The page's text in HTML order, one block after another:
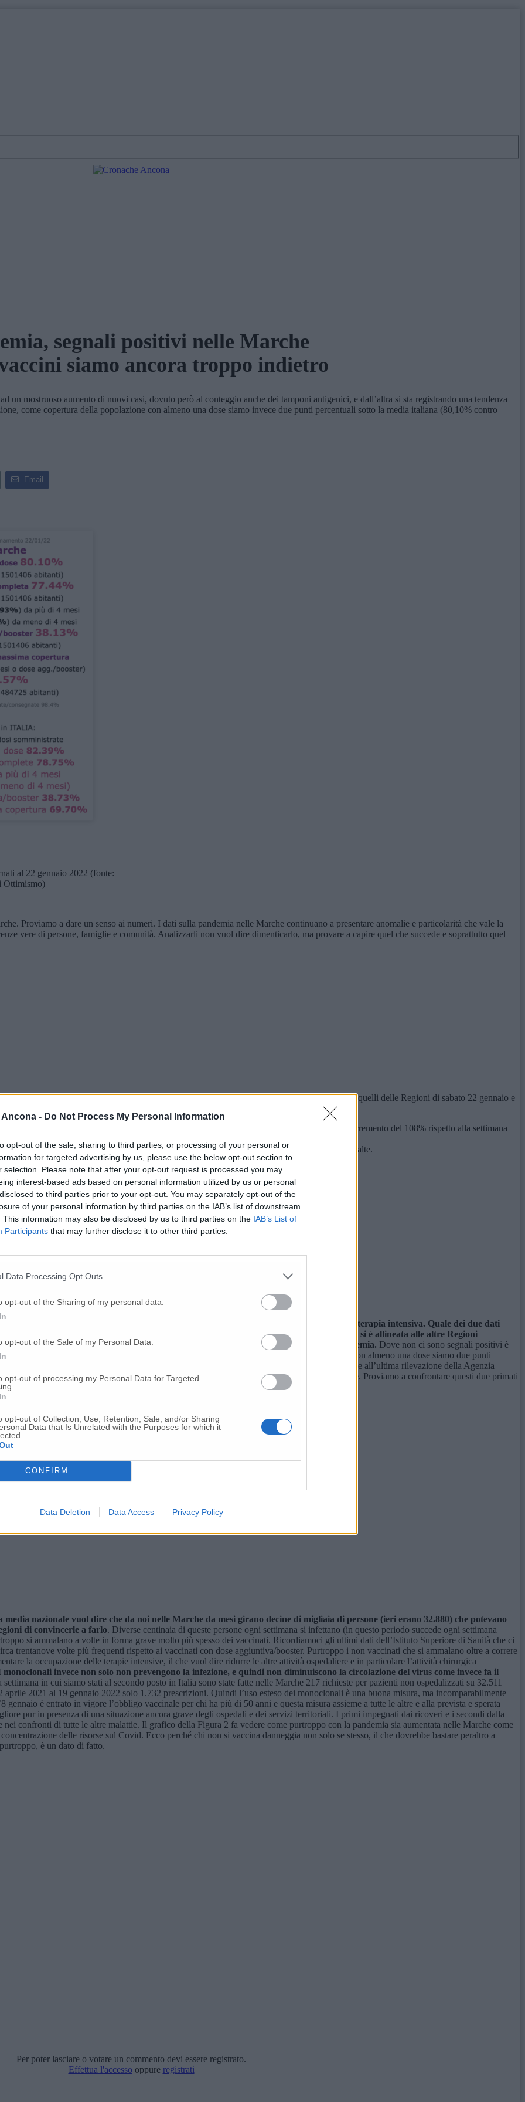
- Do Not Process My Personal Information
opt-out of the sale, sharing to third parties, or processing of your personal or
for targeted advertising by us, please use the below opt-out section to
selection. Please note that after your opt-out request is processed you may
interest-based ads based on personal information utilized by us or personal
to third parties prior to your opt-out. You may separately opt-out of the
of your personal information by third parties on the IAB’s list of downstream
This information may also be disclosed by us to third parties on the IAB’s List of
Participants that may further disclose it to other third parties.
Data Processing Opt Outs
opt-out of the Sharing of my personal data.
opt-out of the Sale of my Personal Data.
opt-out of processing my Personal Data for Targeted
opt-out of Collection, Use, Retention, Sale, and/or Sharing
Data that Is Unrelated with the Purposes for which it
CONFIRM
Data Deletion Data Access Privacy Policy
segnali positivi nelle Marche
siamo ancora troppo indietro
mostruoso aumento di nuovi casi, dovuto però al conteggio anche dei tamponi antigenici, e dall’altra si sta registrando una tendenza
come copertura della popolazione con almeno una dose siamo invece due punti percentuali sotto la media italiana (80,10% contro
Email
al 22 gennaio 2022 (fonte:
Ottimismo)
Proviamo a dare un senso ai numeri. I dati sulla pandemia nelle Marche continuano a presentare anomalie e particolarità che vale la
vere di persone, famiglie e comunità. Analizzarli non vuol dire dimenticarlo, ma provare a capire quel che succede e soprattutto quel
elaborazioni del dott. Paolo Spada per la pagina Facebook di Pillole di Ottimismo. I dati sono quelli delle Regioni di sabato 22 gennaio e
situazione delle Marche in rapporto alle altre 20 tra Regioni e Province:
positivi con o senza sintomi) nell’ultima settimana con 2.614 ogni 100.000 abitanti con un incremento del 108% rispetto alla settimana
di questo parametro;
con una diminuzione del 18% rispetto alla settimana precedente, una diminuzione tra le più alte.
di nuovi casi e dall’altra si sta registrando una tendenza alla diminuzione dei ricoveri in terapia intensiva. Quale dei due dati
vertiginoso dei nuovi casi è un artificio statistico legato al fatto che la Regione Marche si è allineata alle altre Regioni
affermare che nelle Marche ci sono alcuni segnali positivi nell’andamento della pandemia. Dove non ci sono segnali positivi è
zoccolo duro di chi rifiuta la vaccinazione (vedi Figura 1). Come copertura della popolazione con almeno una dose siamo due punti
Saltamartini ricorda d’altro canto spesso il primato marchigiano nell’uso dei monoclonali dove all’ultima rilevazione della Agenzia
la seconda Regione come prescrizioni per trattamenti domiciliari in rapporto alla popolazione. Proviamo a confrontare questi due primati
nazionale vuol dire che da noi nelle Marche da mesi girano decine di migliaia di persone (ieri erano 32.880) che potevano
di convincerle a farlo. Diverse centinaia di queste persone ogni settimana si infettano (in questo periodo succede ogni settimana
si ammalano a volte in forma grave molto più spesso dei vaccinati. Ricordiamoci gli ultimi dati dell’Istituto Superiore di Sanità che ci
trentanove volte più frequenti rispetto ai vaccinati con dose aggiuntiva/booster. Purtroppo i non vaccinati che si ammalano oltre a correre
la occupazione delle terapie intensive, il che vuol dire ridurre le altre attività ospedaliere e in particolare l’attività chirurgica
monoclonali invece non solo non prevengono la infezione, e quindi non diminuiscono la circolazione del virus come invece fa il
settimana in cui siamo stati al secondo posto in Italia sono state fatte nelle Marche 217 richieste per pazienti non ospedalizzati su 32.511
2021 al 19 gennaio 2022 solo 1.732 prescrizioni. Quindi l’uso esteso dei monoclonali è una buona misura, ma incomparabilmente
è entrato in vigore l’obbligo vaccinale per chi ha più di 50 anni e questa misura assieme a tutte le altre e alla prevista e sperata
pur in presenza di una situazione ancora grave degli ospedali e dei servizi territoriali. I primi impegnati dai ricoveri e i secondi dalla
confronti di tutte le altre malattie. Il grafico della Figura 2 fa vedere come purtroppo con la pandemia sia aumentata nelle Marche come
delle risorse sul Covid. Ecco perché chi non si vaccina danneggia non solo se stesso, il che dovrebbe bastare peraltro a
è un dato di fatto.
Per poter lasciare o votare un commento devi essere registrato.
Effettua l'accesso oppure registrati